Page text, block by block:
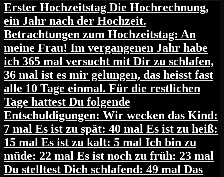
Erster Hochzeitstag Die Hochrechnung,
ein Jahr nach der Hochzeit.
Betrachtungen zum Hochzeitstag: An
meine Frau! Im vergangenen Jahr habe
ich 365 mal versucht mit Dir zu schlafen,
36 mal ist es mir gelungen, das heisst fast
alle 10 Tage einmal. Für die restlichen
Tage hattest Du folgende
Entschuldigungen: Wir wecken das Kind:
7 mal Es ist zu spät: 40 mal Es ist zu heiß:
15 mal Es ist zu kalt: 5 mal Ich bin zu
müde: 22 mal Es ist noch zu früh: 23 mal
Du stelltest Dich schlafend: 49 mal Das